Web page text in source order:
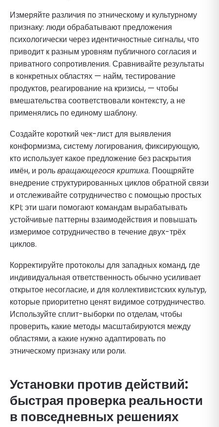
Измеряйте различия по этническому и культурному
признаку: люди обрабатывают предложения
психологически через идентичностные сигналы, что
приводит к разным уровням публичного согласия и
приватного сопротивления. Сравнивайте результаты
в конкретных областях — найм, тестирование
продуктов, реагирование на кризисы, — чтобы
вмешательства соответствовали контексту, а не
применялись по единому шаблону.
Создайте короткий чек-лист для выявления
конформизма, систему логирования, фиксирующую,
кто использует какое предложение без раскрытия
имён, и рольвращающегося критика. Поощряйте
внедрение структурированных циклов обратной связи
и отслеживайте сотрудничество с помощью простых
KPI; эти шаги помогают командам вырабатывать
устойчивые паттерны взаимодействия и повышать
измеримое сотрудничество в течение двух-трёх
циклов.
Корректируйте протоколы для западных команд, где
индивидуальная ответственность обычно усиливает
открытое несогласие, и для коллективистских культур,
которые приоритетно ценят видимое сотрудничество.
Используйте сплит-выборки по отделам, чтобы
проверить, какие методы масштабируются между
областями, а какие нужно адаптировать по
этническому признаку или роли.
Установки против действий:
быстрая проверка реальности
в повседневных решениях